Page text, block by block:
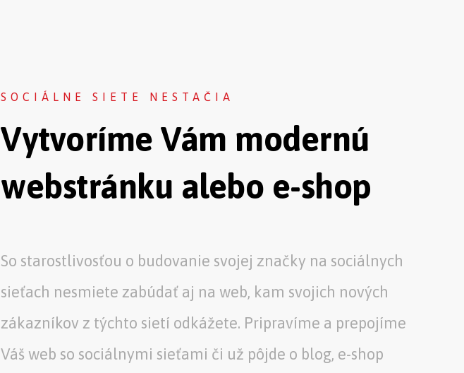
SOCIÁLNE SIETE NESTAČIA
Vytvoríme Vám modernú
webstránku alebo e-shop
So starostlivosťou o budovanie svojej značky na sociálnych
sieťach nesmiete zabúdať aj na web, kam svojich nových
zákazníkov z týchto sietí odkážete. Pripravíme a prepojíme
Váš web so sociálnymi sieťami či už pôjde o blog, e-shop